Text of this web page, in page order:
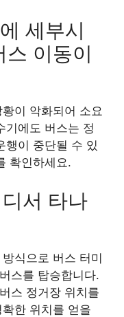
세부시
이동이
이 악화되어 소요
기에도 버스는 정
행이 중단될 수 있
확인하세요.
서 타나
식으로 버스 터미
스를 탑승합니다.
스 정거장 위치를
한 위치를 얻을